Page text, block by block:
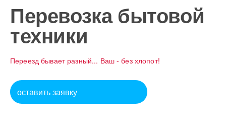
Перевозка бытовой
техники
Переезд бывает разный... Ваш - без хлопот!
оставить заявку